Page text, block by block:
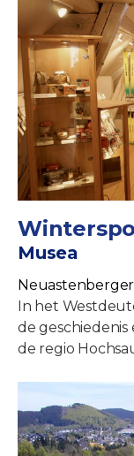
Musea
Neuastenberger
In het
de
de regio